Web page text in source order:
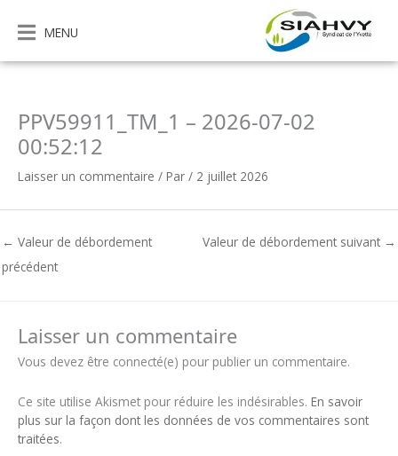
contenu
MENU
PPV59911_TM_1 – 2026-07-02
00:52:12
Laisser un commentaire / Par / 2 juillet 2026
← Valeur de débordement
précédent
Valeur de débordement suivant →
Laisser un commentaire
Vous devez être connecté(e) pour publier un commentaire.
Ce site utilise Akismet pour réduire les indésirables. En savoir
plus sur la façon dont les données de vos commentaires sont
traitées.